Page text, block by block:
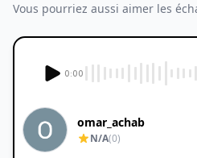
Vous pourriez aussi aimer les
0:00
omar_achab
N/A(0)